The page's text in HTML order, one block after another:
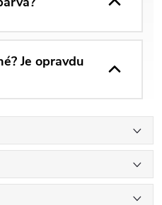
Je opravdu